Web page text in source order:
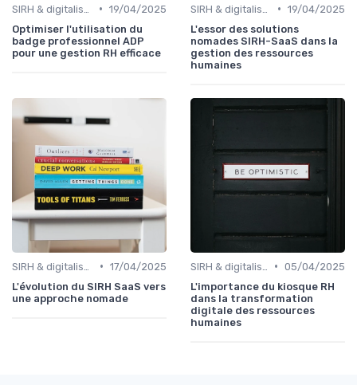
• 19/04/2025
Optimiser l'utilisation du
badge professionnel ADP
pour une gestion RH efficace
• 19/04/2025
L'essor des solutions
nomades SIRH-SaaS dans la
gestion des ressources
humaines
• 17/04/2025
L'évolution du SIRH SaaS vers
une approche nomade
• 05/04/2025
L'importance du kiosque RH
dans la transformation
digitale des ressources
humaines